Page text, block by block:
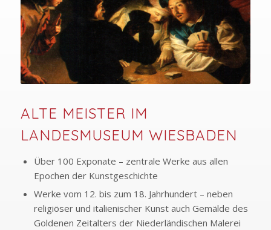
ALTE MEISTER IM
LANDESMUSEUM WIESBADEN
Über 100 Exponate – zentrale Werke aus allen
Epochen der Kunstgeschichte
Werke vom 12. bis zum 18. Jahrhundert – neben
religiöser und italienischer Kunst auch Gemälde des
Goldenen Zeitalters der Niederländischen Malerei